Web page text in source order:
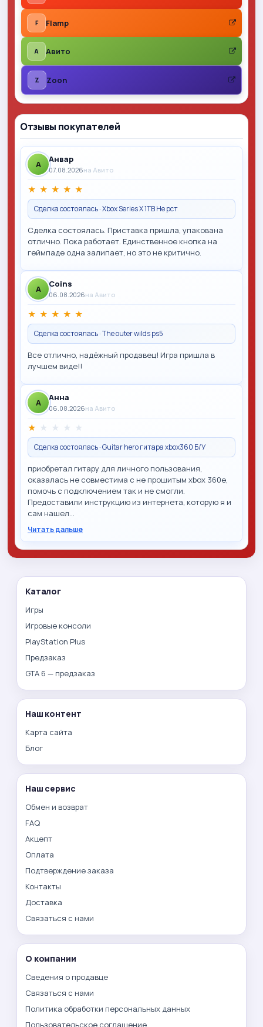
Отзывы покупателей
A Анвар
07.08.2026на Авито
★ ★ ★ ★ ★
Сделка состоялась · Xbox Series X 1TB Не рст
Сделка состоялась. Приставка пришла, упакована
отлично. Пока работает. Единственное кнопка на
геймпаде одна залипает, но это не критично.
A Coins
06.08.2026на Авито
★ ★ ★ ★ ★
Сделка состоялась · The outer wilds ps5
Все отлично, надёжный продавец! Игра пришла в
лучшем виде!!
A Анна
06.08.2026на Авито
★ ★ ★ ★ ★
Сделка состоялась · Guitar hero гитара xbox360 Б/У
приобретал гитару для личного пользования,
оказалась не совместима с не прошитым xbox 360e,
помочь с подключением так и не смогли.
Предоставили инструкцию из интернета, которую я и
сам нашел…
Читать дальше
F Flamp
A Авито
Z Zoon
Каталог
Игры
Игровые консоли
PlayStation Plus
Предзаказ
GTA 6 — предзаказ
Наш контент
Карта сайта
Блог
Наш сервис
Обмен и возврат
FAQ
Акцепт
Оплата
Подтверждение заказа
Контакты
Доставка
Связаться с нами
О компании
Сведения о продавце
Связаться с нами
Политика обработки персональных данных
Пользовательское соглашение